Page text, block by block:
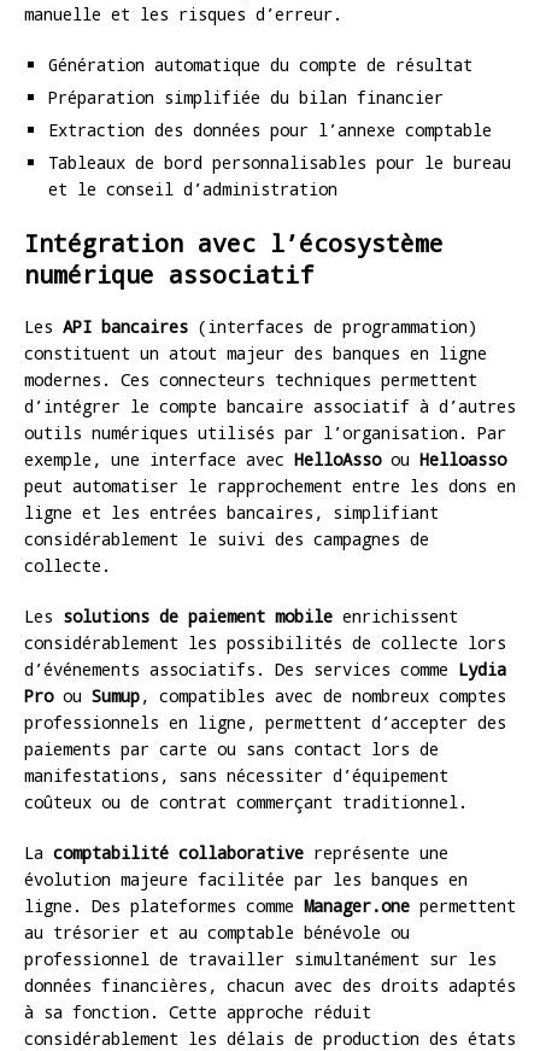
manuelle et les risques d’erreur.
Génération automatique du compte de résultat
Préparation simplifiée du bilan financier
Extraction des données pour l’annexe comptable
Tableaux de bord personnalisables pour le bureau
et le conseil d’administration
Intégration avec l’écosystème
numérique associatif
Les API bancaires (interfaces de programmation)
constituent un atout majeur des banques en ligne
modernes. Ces connecteurs techniques permettent
d’intégrer le compte bancaire associatif à d’autres
outils numériques utilisés par l’organisation. Par
exemple, une interface avec HelloAssoou Helloasso
peut automatiser le rapprochement entre les dons en
ligne et les entrées bancaires, simplifiant
considérablement le suivi des campagnes de
collecte.
Les solutions de paiement mobile enrichissent
considérablement les possibilités de collecte lors
d’événements associatifs. Des services comme Lydia
Proou Sumup, compatibles avec de nombreux comptes
professionnels en ligne, permettent d’accepter des
paiements par carte ou sans contact lors de
manifestations, sans nécessiter d’équipement
coûteux ou de contrat commerçant traditionnel.
La comptabilité collaborative représente une
évolution majeure facilitée par les banques en
ligne. Des plateformes comme Manager.one permettent
au trésorier et au comptable bénévole ou
professionnel de travailler simultanément sur les
données financières, chacun avec des droits adaptés
à sa fonction. Cette approche réduit
considérablement les délais de production des états